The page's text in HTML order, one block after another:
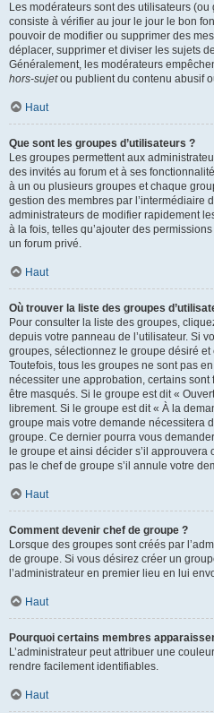
Les modérateurs sont des utilisateurs (ou
consiste à vérifier au jour le jour le bon
pouvoir de modifier ou supprimer des
déplacer, supprimer et diviser les sujets
Généralement, les modérateurs
hors-sujetou publient du contenu abusif
Haut
Que sont les groupes d’utilisateurs ?
Les groupes permettent aux
des invités au forum et à ses
à un ou plusieurs groupes et chaque
gestion des membres par l’intermédiaire
administrateurs de modifier rapidement
à la fois, telles qu’ajouter des
un forum privé.
Haut
Où trouver la liste des groupes
Pour consulter la liste des groupes,
depuis votre panneau de l’utilisateur. Si
groupes, sélectionnez le groupe désiré
Toutefois, tous les groupes ne sont pas
nécessiter une approbation, certains sont
être masqués. Si le groupe est dit «
librement. Si le groupe est dit « À la
groupe mais votre demande nécessitera
groupe. Ce dernier pourra vous
le groupe et ainsi décider s’il
pas le chef de groupe s’il annule votre
Haut
Comment devenir chef de groupe ?
Lorsque des groupes sont créés par
de groupe. Si vous désirez créer un
l’administrateur en premier lieu en lui
Haut
Pourquoi certains membres
L’administrateur peut attribuer une
rendre facilement identifiables.
Haut